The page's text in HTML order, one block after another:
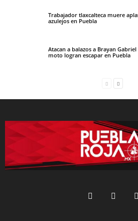
Trabajador tlaxcalteca muere
azulejos en Puebla
Atacan a balazos a Brayan
moto logran escapar en Puebla